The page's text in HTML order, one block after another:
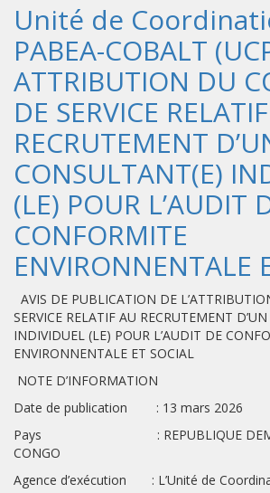
Unité de
PABEA-COBALT
ATTRIBUTION DU
DE SERVICE
RECRUTEMENT
CONSULTANT(E)
(LE) POUR L’AUDIT
CONFORMITE
ENVIRONNENTALE
AVIS DE PUBLICATION DE
SERVICE RELATIF AU RECRUTEMENT
INDIVIDUEL (LE) POUR L’AUDIT DE
ENVIRONNENTALE ET SOCIAL
NOTE D’INFORMATION
Date de publication : 13 mars 2026
Pays : REPUBLIQUE
CONGO
Agence d’exécution : L’Unité de